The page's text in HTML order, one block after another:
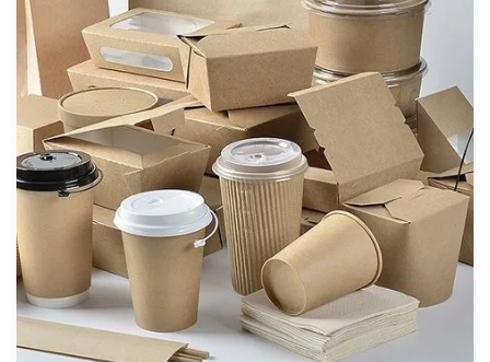
Perlindungan
Bagi
Makanan
Anda